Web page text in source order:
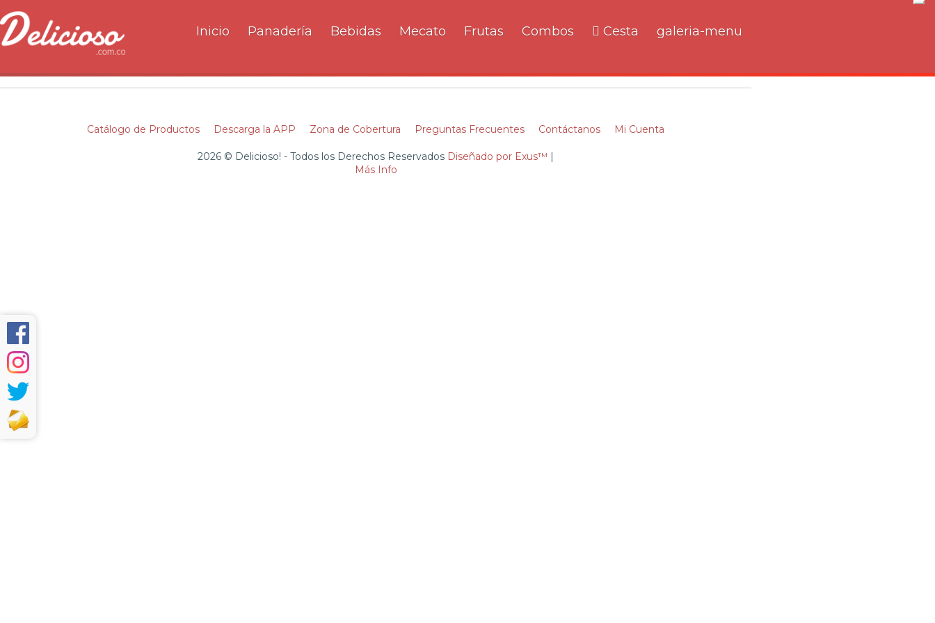
Inicio Panadería Bebidas Mecato Frutas Combos Cesta galeria-menu
Catálogo de Productos Descarga la APP Zona de Cobertura Preguntas Frecuentes Contáctanos Mi Cuenta
2026 © Delicioso! - Todos los Derechos Reservados Diseñado por Exus™ |
Más Info